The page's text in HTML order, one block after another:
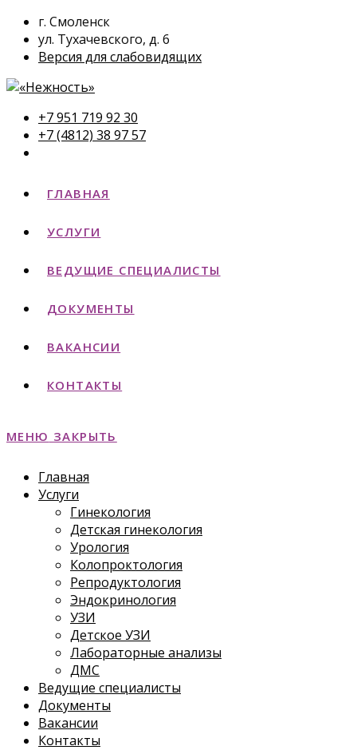
г. Смоленск
ул. Тухачевского, д. 6
Версия для слабовидящих
+7 951 719 92 30
+7 (4812) 38 97 57
ГЛАВНАЯ
УСЛУГИ
ВЕДУЩИЕ СПЕЦИАЛИСТЫ
ДОКУМЕНТЫ
ВАКАНСИИ
КОНТАКТЫ
МЕНЮ ЗАКРЫТЬ
Главная
Услуги
Гинекология
Детская гинекология
Урология
Колопроктология
Репродуктология
Эндокринология
УЗИ
Детское УЗИ
Лабораторные анализы
ДМС
Ведущие специалисты
Документы
Вакансии
Контакты